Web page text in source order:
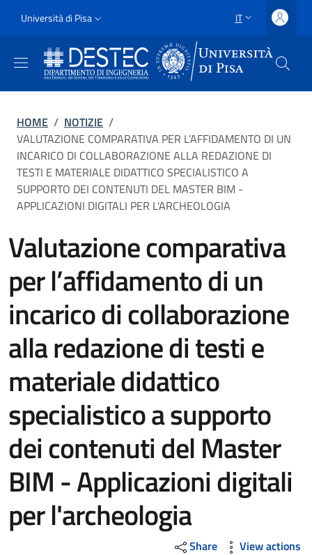
Slim
Università di Pisa SELETTORE
IT
Briciole di pane
HOME / NOTIZIE /
VALUTAZIONE COMPARATIVA PER L’AFFIDAMENTO DI UN
INCARICO DI COLLABORAZIONE ALLA REDAZIONE DI
TESTI E MATERIALE DIDATTICO SPECIALISTICO A
SUPPORTO DEI CONTENUTI DEL MASTER BIM -
APPLICAZIONI DIGITALI PER L'ARCHEOLOGIA
Valutazione comparativa
per l’affidamento di un
incarico di collaborazione
alla redazione di testi e
materiale didattico
specialistico a supporto
dei contenuti del Master
BIM - Applicazioni digitali
per l'archeologia
Share View actions